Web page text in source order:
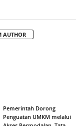
AUTHOR
Pemerintah Dorong
Penguatan UMKM melalui